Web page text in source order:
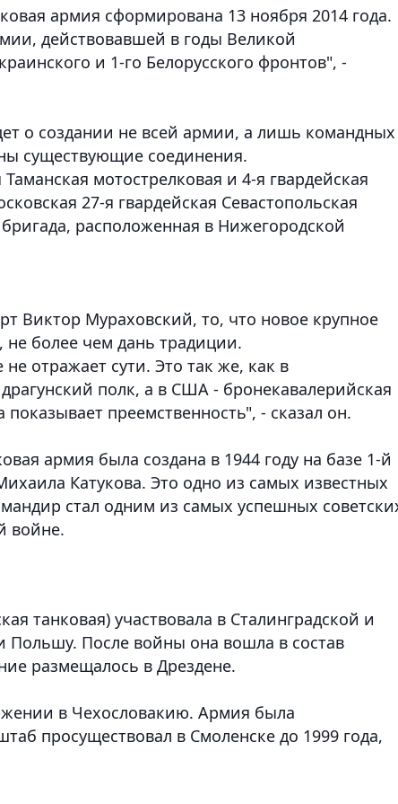
армия сформирована 13 ноября 2014 года.
действовавшей в годы Великой
и 1-го Белорусского фронтов", -
о создании не всей армии, а лишь командных
существующие соединения.
мотострелковая и 4-я гвардейская
27-я гвардейская Севастопольская
расположенная в Нижегородской
Виктор Мураховский, то, что новое крупное
более чем дань традиции.
отражает сути. Это так же, как в
полк, а в США - бронекавалерийская
преемственность", - сказал он.
армия была создана в 1944 году на базе 1-й
Катукова. Это одно из самых известных
стал одним из самых успешных
войне.
танковая) участвовала в Сталинградской и
Польшу. После войны она вошла в состав
размещалось в Дрездене.
в Чехословакию. Армия была
просуществовал в Смоленске до 1999 года,